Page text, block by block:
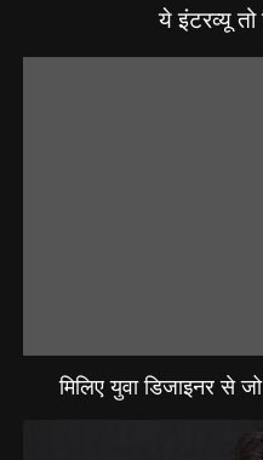
ये इंटरव्यू
मिलिए युवा डिजाइनर से